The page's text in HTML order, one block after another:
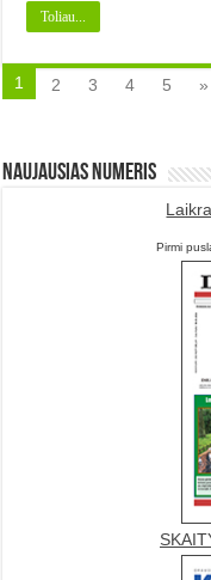
Toliau...
1 2 3 4 5 »
Naujausias numeris
Pirmi